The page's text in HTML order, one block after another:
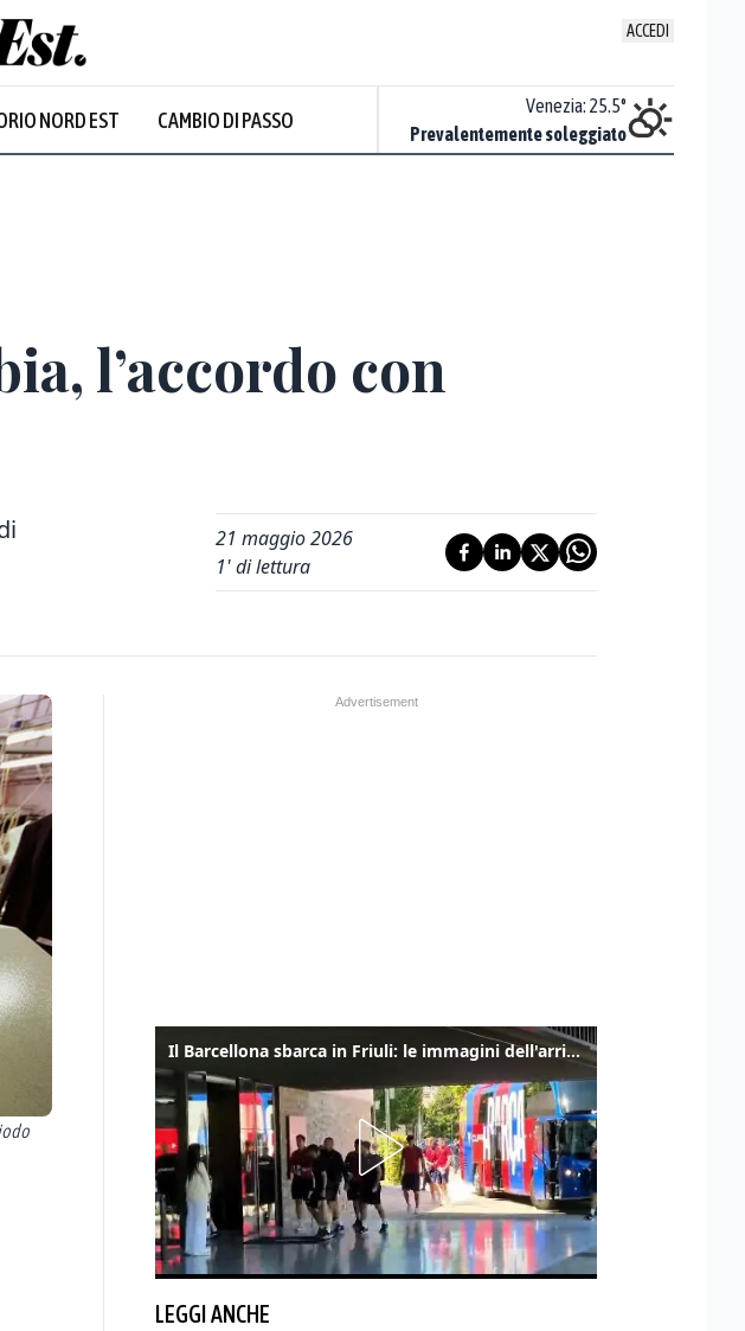
ACCEDI
NORD EST CAMBIO DI PASSO
Prevalentemente soleggiato
Venezia: 25.5°
Prevalentemente soleggiato
l’accordo con
21 maggio 2026
1' di lettura
Il Barcellona sbarca in Friuli: le immagini dell'arrivo in albergo
LEGGI ANCHE